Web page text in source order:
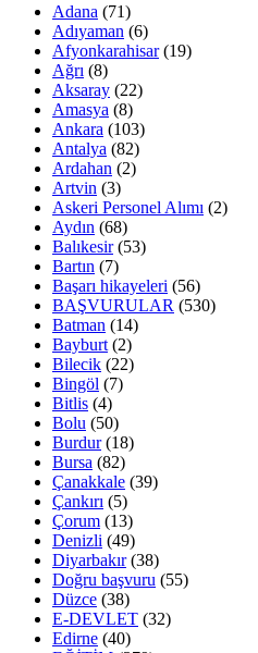
Adana (71)
Adıyaman (6)
Afyonkarahisar(19)
Ağrı (8)
Aksaray (22)
Amasya (8)
Ankara (103)
Antalya (82)
Ardahan (2)
Artvin (3)
Askeri Personel Alımı (2)
Aydın (68)
Balıkesir(53)
Bartın (7)
Başarı hikayeleri (56)
BAŞVURULAR (530)
Batman (14)
Bayburt (2)
Bilecik (22)
Bingöl (7)
Bitlis (4)
Bolu (50)
Burdur(18)
Bursa (82)
Çanakkale (39)
Çankırı (5)
Çorum (13)
Denizli (49)
Diyarbakır(38)
Doğru başvuru (55)
Düzce (38)
E-DEVLET (32)
Edirne (40)